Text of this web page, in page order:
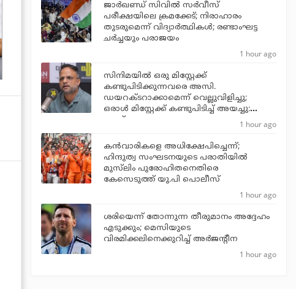
ജാര്‍ഖണ്ഡ് സിവില്‍ സര്‍വീസ്
പരീക്ഷയിലെ ക്രമക്കേട്; നിരാഹാരം
തുടരുമെന്ന് വിദ്യാര്‍ത്ഥികള്‍; രണ്ടാംഘട്ട
ചര്‍ച്ചയും പരാജയം
1 hour ago
സിനിമയില്‍ ഒരു മിസ്റ്റേക്ക്
കണ്ടുപിടിക്കുന്നവരെ അസി.
ഡയറക്ടറാക്കാമെന്ന് വെല്ലുവിളിച്ചു;
ഒരാള്‍ മിസ്റ്റേക്ക് കണ്ടുപിടിച്ച് അയച്ചു:
ജൂഡ്
1 hour ago
കന്‍വാരികളെ അധിക്ഷേപിച്ചെന്ന്;
ഹിന്ദുത്വ സംഘടനയുടെ പരാതിയില്‍
മുസ്‌ലിം പുരോഹിതനെതിരെ
കേസെടുത്ത് യു.പി പൊലീസ്
1 hour ago
ശരിയെന്ന് തോന്നുന്ന തീരുമാനം അദ്ദേഹം
എടുക്കും; മെസിയുടെ
വിരമിക്കലിനെക്കുറിച്ച് അര്‍ജന്റീന
1 hour ago